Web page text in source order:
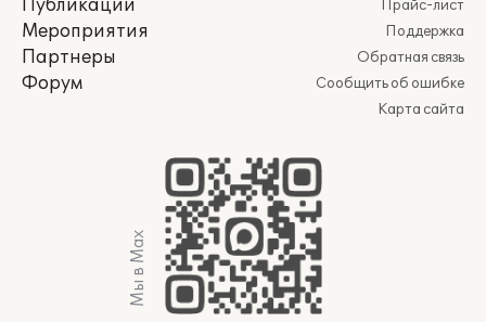
Публикации
Мероприятия
Партнеры
Форум
Прайс-лист
Поддержка
Обратная связь
Сообщить об ошибке
Карта сайта
Мы в Max